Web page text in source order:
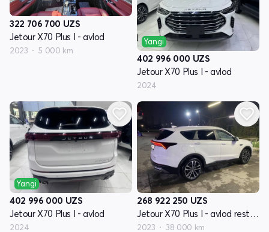
322 706 700 UZS
Jetour X70 Plus I - avlod
2023 5 000 km
Yangi
402 996 000 UZS
Jetour X70 Plus I - avlod
2024
Yangi
402 996 000 UZS
Jetour X70 Plus I - avlod
2024
268 922 250 UZS
Jetour X70 Plus I - avlod restayling 1
2023 38 000 km